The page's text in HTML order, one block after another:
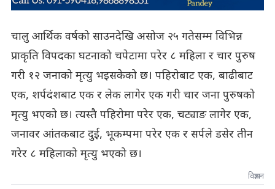
चालु आर्थिक वर्षको साउनदेखि असोज २५ गतेसम्म विभिन्न
प्राकृति विपदका घटनाको चपेटामा परेर ८ महिला र चार पुरुष
गरी १२ जनाको मृत्यु भइसकेको छ। पहिरोबाट एक, बाढीबाट
एक, शर्पदंशबाट एक र लेक लागेर एक गरी चार जना पुरुषको
मृत्यु भएको छ। त्यस्तै पहिरोमा परेर एक, चट्याङ लागेर एक,
जनावर आंतकबाट दुई, भूकम्पमा परेर एक र सर्पले डसेर तीन
गरेर ८ महिलाको मृत्यु भएको छ।
विज्ञापन